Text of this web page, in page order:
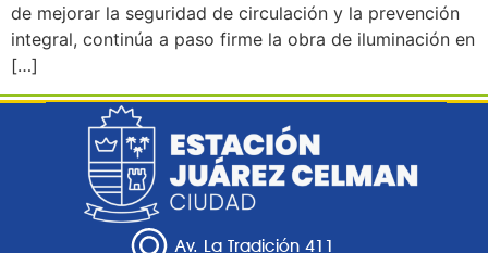
de mejorar la seguridad de circulación y la prevención
integral, continúa a paso firme la obra de iluminación en
[…]
Av. La Tradición 411